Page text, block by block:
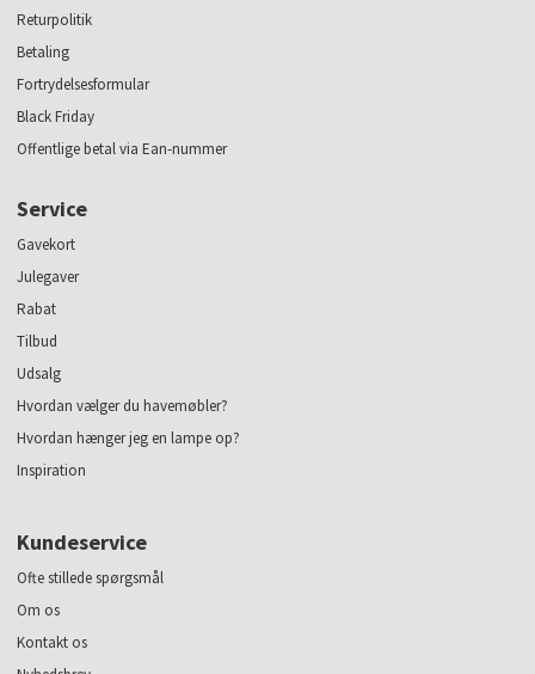
Returpolitik
Betaling
Fortrydelsesformular
Black Friday
Offentlige betal via Ean-nummer
Service
Gavekort
Julegaver
Rabat
Tilbud
Udsalg
Hvordan vælger du havemøbler?
Hvordan hænger jeg en lampe op?
Inspiration
Kundeservice
Ofte stillede spørgsmål
Om os
Kontakt os